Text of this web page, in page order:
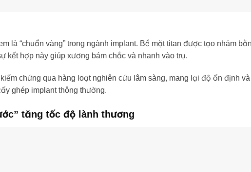
là “chuẩn vàng” trong ngành implant. Bề mặt titan được tạo nhám
kết hợp này giúp xương bám chắc và nhanh vào trụ.
chứng qua hàng loạt nghiên cứu lâm sàng, mang lại độ ổn định
ghép implant thông thường.
tăng tốc độ lành thương